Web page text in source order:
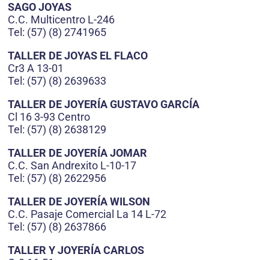
SAGO JOYAS
C.C. Multicentro L-246
Tel: (57) (8) 2741965
TALLER DE JOYAS EL FLACO
Cr3 A 13-01
Tel: (57) (8) 2639633
TALLER DE JOYERÍA GUSTAVO GARCÍA
Cl 16 3-93 Centro
Tel: (57) (8) 2638129
TALLER DE JOYERÍA JOMAR
C.C. San Andrexito L-10-17
Tel: (57) (8) 2622956
TALLER DE JOYERÍA WILSON
C.C. Pasaje Comercial La 14 L-72
Tel: (57) (8) 2637866
TALLER Y JOYERÍA CARLOS